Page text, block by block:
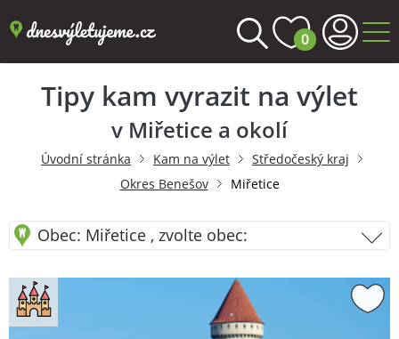
0
Tipy kam vyrazit na výlet
v Miřetice a okolí
Úvodní stránka Kam na výlet
Středočeský kraj
Okres Benešov
Miřetice
Obec: Miřetice , zvolte obec: